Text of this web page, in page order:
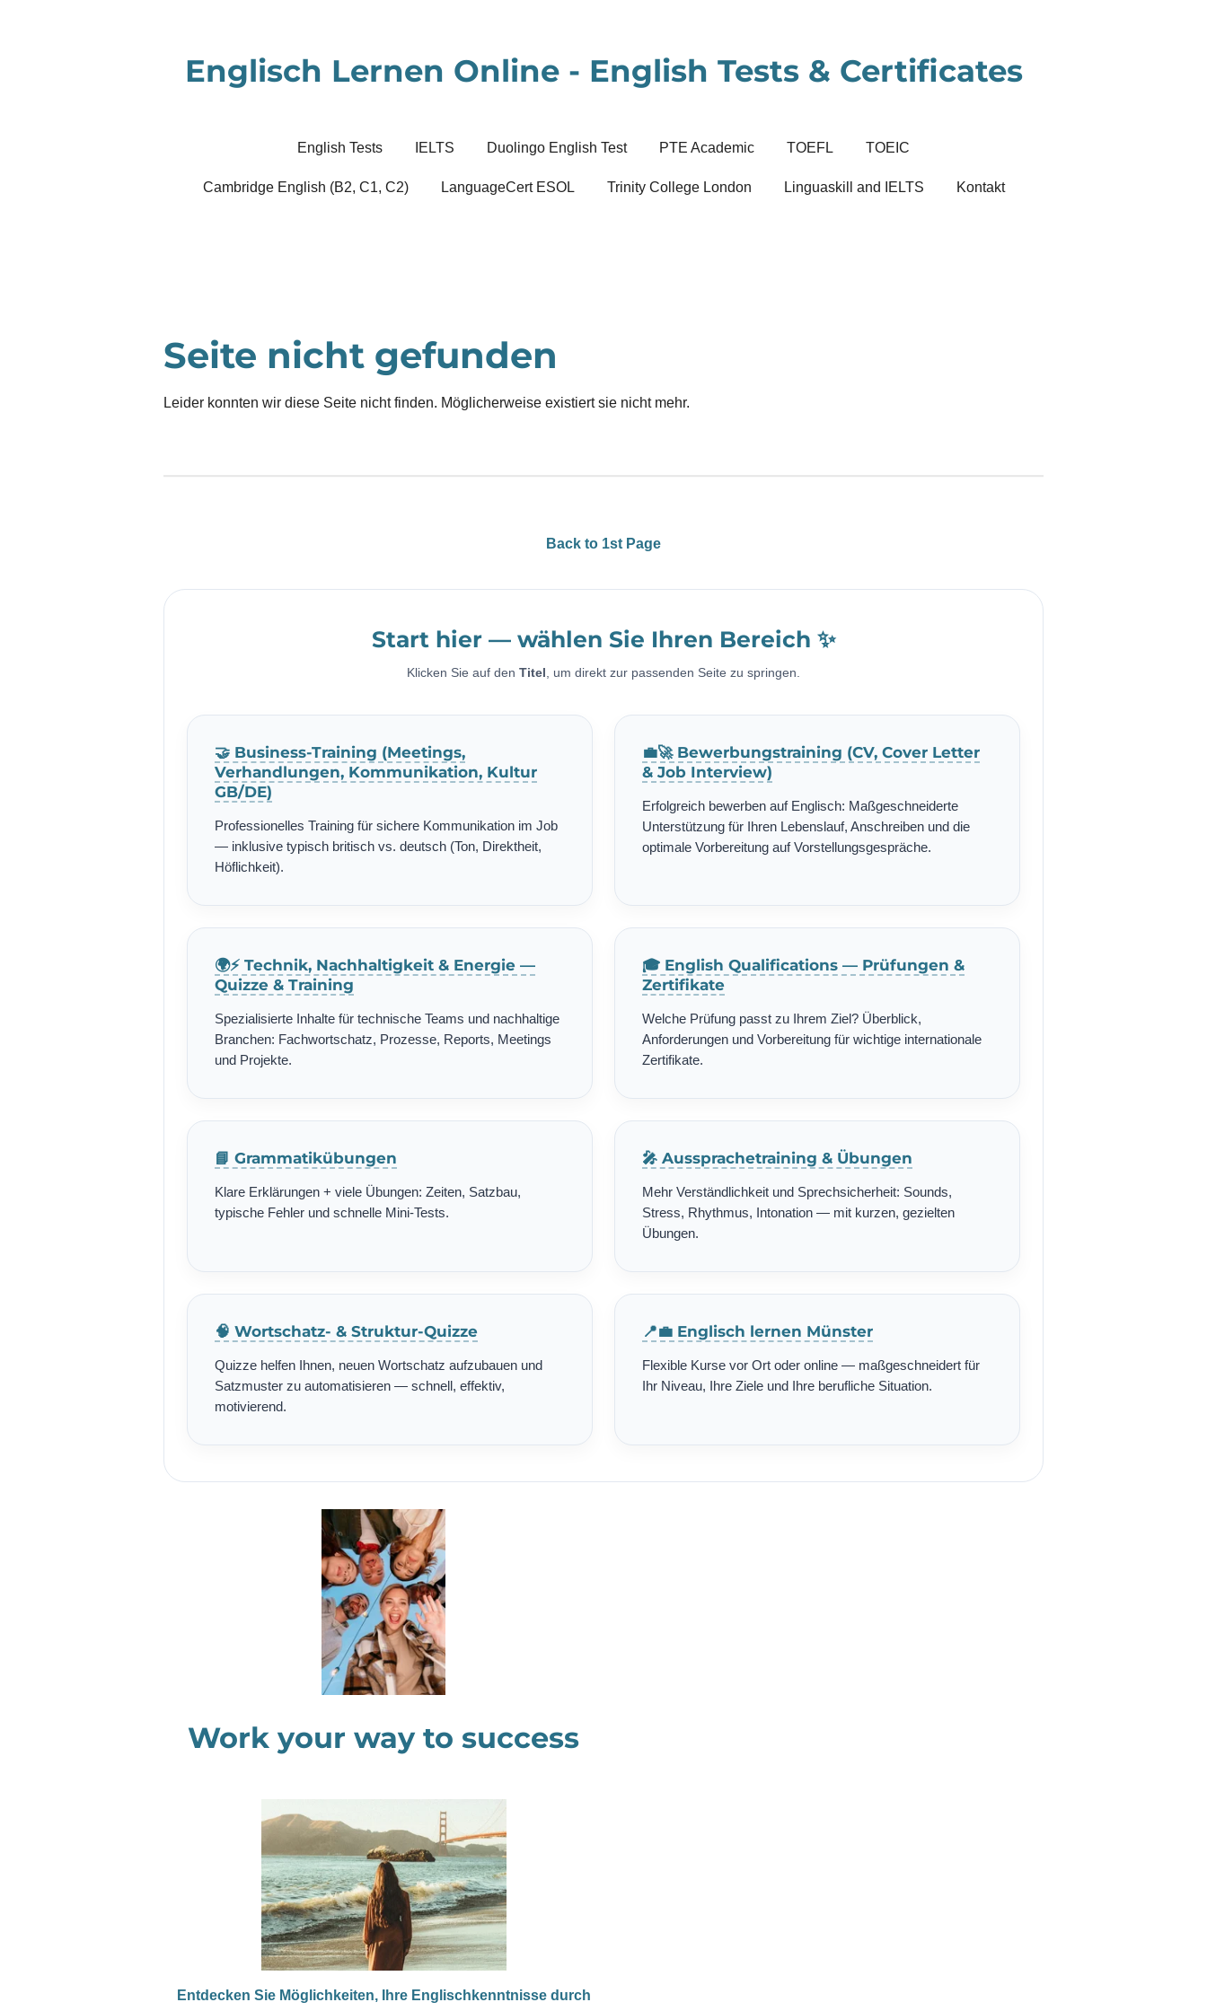
Englisch Lernen Online - English Tests & Certificates
English Tests IELTS Duolingo English Test PTE Academic TOEFL TOEIC
Cambridge English (B2, C1, C2) LanguageCert ESOL Trinity College London Linguaskill and IELTS Kontakt
Seite nicht gefunden
Leider konnten wir diese Seite nicht finden. Möglicherweise existiert sie nicht mehr.
Back to 1st Page
Start hier — wählen Sie Ihren Bereich ✨
Klicken Sie auf den Titel , um direkt zur passenden Seite zu springen.
🤝 Business-Training (Meetings,
Verhandlungen, Kommunikation, Kultur
GB/DE)
Professionelles Training für sichere Kommunikation im Job
— inklusive typisch britisch vs. deutsch (Ton, Direktheit,
Höflichkeit).
💼🚀 Bewerbungstraining (CV, Cover Letter
& Job Interview)
Erfolgreich bewerben auf Englisch: Maßgeschneiderte
Unterstützung für Ihren Lebenslauf, Anschreiben und die
optimale Vorbereitung auf Vorstellungsgespräche.
🌍⚡ Technik, Nachhaltigkeit & Energie —
Quizze & Training
Spezialisierte Inhalte für technische Teams und nachhaltige
Branchen: Fachwortschatz, Prozesse, Reports, Meetings
und Projekte.
🎓 English Qualifications — Prüfungen &
Zertifikate
Welche Prüfung passt zu Ihrem Ziel? Überblick,
Anforderungen und Vorbereitung für wichtige internationale
Zertifikate.
📘 Grammatikübungen
Klare Erklärungen + viele Übungen: Zeiten, Satzbau,
typische Fehler und schnelle Mini-Tests.
🎤 Aussprachetraining & Übungen
Mehr Verständlichkeit und Sprechsicherheit: Sounds,
Stress, Rhythmus, Intonation — mit kurzen, gezielten
Übungen.
🧠 Wortschatz- & Struktur-Quizze
Quizze helfen Ihnen, neuen Wortschatz aufzubauen und
Satzmuster zu automatisieren — schnell, effektiv,
motivierend.
📍💼 Englisch lernen Münster
Flexible Kurse vor Ort oder online — maßgeschneidert für
Ihr Niveau, Ihre Ziele und Ihre berufliche Situation.
Work your way to success
Entdecken Sie Möglichkeiten, Ihre Englischkenntnisse durch